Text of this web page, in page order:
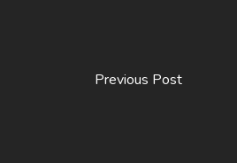
Previous Post